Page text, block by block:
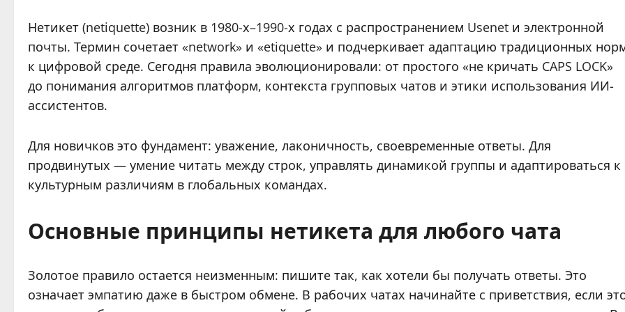
Нетикет (netiquette) возник в 1980-х–1990-х годах с распространением Usenet и электронной
почты. Термин сочетает «network» и «etiquette» и подчеркивает адаптацию традиционных
к цифровой среде. Сегодня правила эволюционировали: от простого «не кричать CAPS LOCK»
до понимания алгоритмов платформ, контекста групповых чатов и этики использования ИИ-
ассистентов.
Для новичков это фундамент: уважение, лаконичность, своевременные ответы. Для
продвинутых — умение читать между строк, управлять динамикой группы и адаптироваться к
культурным различиям в глобальных командах.
Основные принципы нетикета для любого чата
Золотое правило остается неизменным: пишите так, как хотели бы получать ответы. Это
означает эмпатию даже в быстром обмене. В рабочих чатах начинайте с приветствия, если